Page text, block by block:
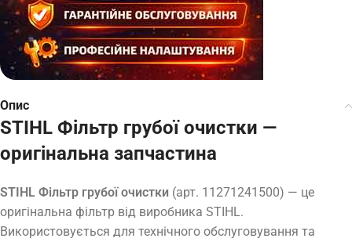
Опис
STIHL Фільтр грубої очистки —
оригінальна запчастина
STIHL Фільтр грубої очистки (арт. 11271241500) — це
оригінальна фільтр від виробника STIHL.
Використовується для технічного обслуговування та